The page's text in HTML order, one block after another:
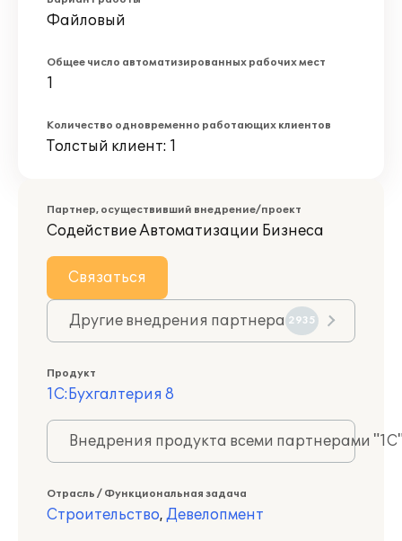
Файловый
Общее число автоматизированных рабочих мест
1
Количество одновременно работающих клиентов
Толстый клиент: 1
Партнер, осуществивший внедрение/проект
Содействие Автоматизации Бизнеса
Связаться
Другие внедрения партнера 2935
Продукт
1С:Бухгалтерия 8
Внедрения продукта всеми партнерами
Отрасль / Функциональная задача
Строительство, Девелопмент